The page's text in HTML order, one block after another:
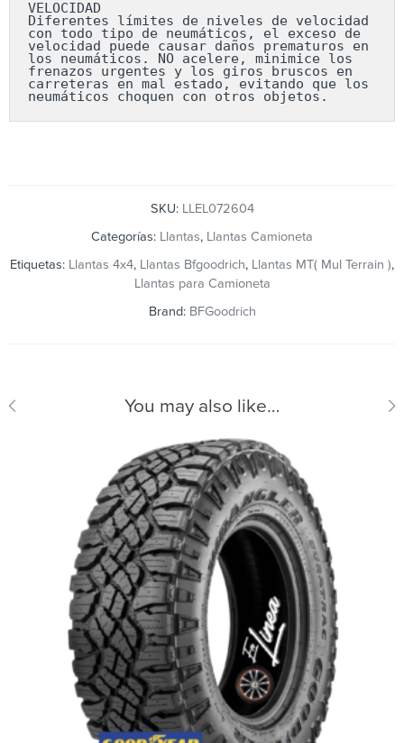
VELOCIDAD
Diferentes límites de niveles de velocidad
con todo tipo de neumáticos, el exceso de
velocidad puede causar daños prematuros en
los neumáticos. NO acelere, minimice los
frenazos urgentes y los giros bruscos en
carreteras en mal estado, evitando que los
neumáticos choquen con otros objetos.
SKU: LLEL072604
Categorías: Llantas, Llantas Camioneta
Etiquetas: Llantas 4x4, Llantas Bfgoodrich, Llantas MT( Mul Terrain ),
Llantas para Camioneta
Brand: BFGoodrich
You may also like…